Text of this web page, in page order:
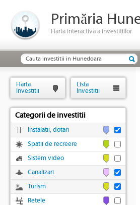
Primăria
Harta interactiva a investitiilor
Harta
Investitii
Lista
Investitii
Categorii de investitii
Instalatii, dotari
Spatii de recreere
Sistem video
Canalizari
Turism
Retele